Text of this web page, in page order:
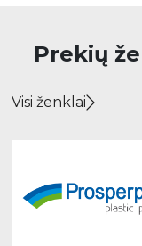
Prekių
Visi ženklai